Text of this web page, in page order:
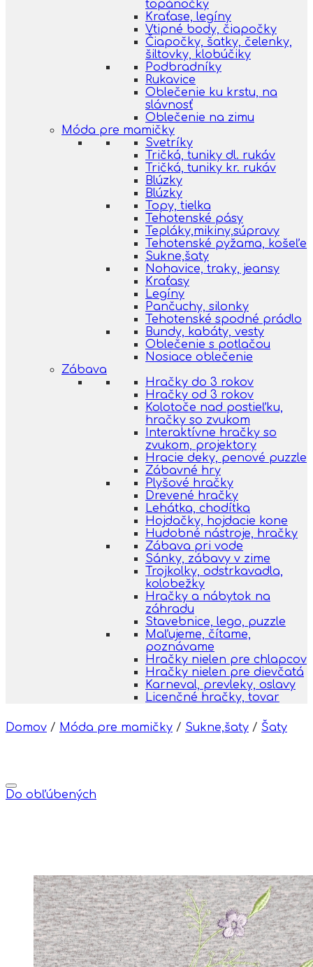
topánočky
Kraťase, legíny
Vtipné body, čiapočky
Čiapočky, šatky, čelenky,
šiltovky, klobúčiky
Podbradníky
Rukavice
Oblečenie ku krstu, na
slávnosť
Oblečenie na zimu
Móda pre mamičky
Svetríky
Tričká, tuniky dl. rukáv
Tričká, tuniky kr. rukáv
Blúzky
Blúzky
Topy, tielka
Tehotenské pásy
Tepláky,mikiny,súpravy
Tehotenské pyžama, košeľe
Sukne,šaty
Nohavice, traky, jeansy
Kraťasy
Legíny
Pančuchy, silonky
Tehotenské spodné prádlo
Bundy, kabáty, vesty
Oblečenie s potlačou
Nosiace oblečenie
Zábava
Hračky do 3 rokov
Hračky od 3 rokov
Kolotoče nad postieľku,
hračky so zvukom
Interaktívne hračky so
zvukom, projektory
Hracie deky, penové puzzle
Zábavné hry
Plyšové hračky
Drevené hračky
Lehátka, chodítka
Hojdačky, hojdacie kone
Hudobné nástroje, hračky
Zábava pri vode
Sánky, zábavy v zime
Trojkolky, odstrkavadla,
kolobežky
Hračky a nábytok na
záhradu
Stavebnice, lego, puzzle
Maľujeme, čítame,
poznávame
Hračky nielen pre chlapcov
Hračky nielen pre dievčatá
Karneval, prevleky, oslavy
Licenčné hračky, tovar
Domov / Móda pre mamičky / Sukne,šaty / Šaty
Do obľúbených